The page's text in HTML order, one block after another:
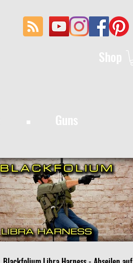
Shop
Guns
·